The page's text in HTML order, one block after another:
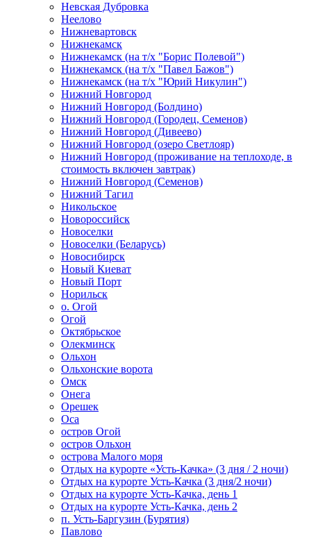
Невская Дубровка
Неелово
Нижневартовск
Нижнекамск
Нижнекамск (на т/х "Борис Полевой")
Нижнекамск (на т/х "Павел Бажов")
Нижнекамск (на т/х "Юрий Никулин")
Нижний Новгород
Нижний Новгород (Болдино)
Нижний Новгород (Городец, Семенов)
Нижний Новгород (Дивеево)
Нижний Новгород (озеро Светлояр)
Нижний Новгород (проживание на теплоходе, в
стоимость включен завтрак)
Нижний Новгород (Семенов)
Нижний Тагил
Никольское
Новороссийск
Новоселки
Новоселки (Беларусь)
Новосибирск
Новый Киеват
Новый Порт
Норильск
о. Огой
Огой
Октябрьское
Олекминск
Ольхон
Ольхонские ворота
Омск
Онега
Орешек
Оса
остров Огой
остров Ольхон
острова Малого моря
Отдых на курорте «Усть-Качка» (3 дня / 2 ночи)
Отдых на курорте Усть-Качка (3 дня/2 ночи)
Отдых на курорте Усть-Качка, день 1
Отдых на курорте Усть-Качка, день 2
п. Усть-Баргузин (Бурятия)
Павлово